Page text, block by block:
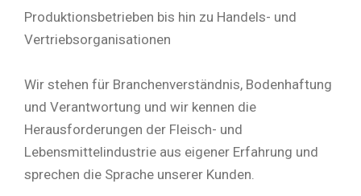
Produktionsbetrieben bis hin zu Handels- und
Vertriebsorganisationen
Wir stehen für Branchenverständnis, Bodenhaftung
und Verantwortung und wir kennen die
Herausforderungen der Fleisch- und
Lebensmittelindustrie aus eigener Erfahrung und
sprechen die Sprache unserer Kunden.